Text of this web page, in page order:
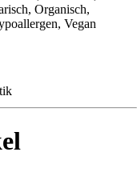
Organisch,
Vegan